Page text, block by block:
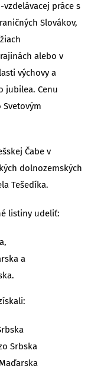
práce s
Slovákov,
alebo v
výchovy a
jubilea. Cenu
Čabe v
dolnozemských
Tešedíka.
listiny udeliť:
a
Srbska